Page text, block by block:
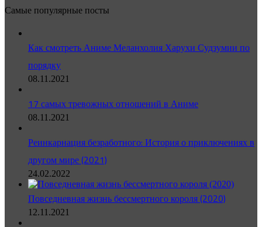
Самые популярные посты
Как смотреть Аниме Меланхолия Харухи Судзумии по
порядку
08.11.2021
17 самых тревожных отношений в Аниме
08.11.2021
Реинкарнация безработного: История о приключениях в
другом мире (2021)
24.02.2022
Повседневная жизнь бессмертного короля (2020)
12.11.2021